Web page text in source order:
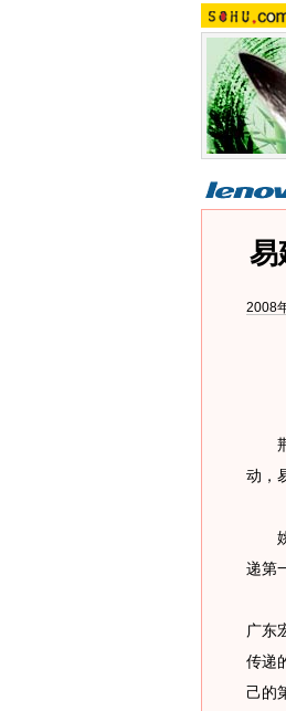
易
2008
荆
动，
姚
递第
广东
传递
己的